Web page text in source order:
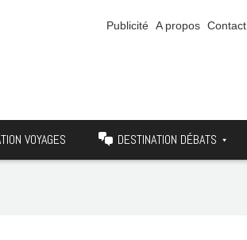
Publicité A propos Contact
VOYAGES DESTINATION DÉBATS